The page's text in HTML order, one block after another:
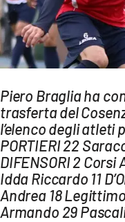
Streaming
LAC TV
LAC NETWORK
LAC ONAIR
LaC
Network
LACPLAY.IT
LACTV.IT
LACONAIR.IT
Piero Braglia ha
trasferta del
l’elenco degli atleti
PORTIERI 22
DIFENSORI 2
Idda Riccardo 11
Andrea 18
Armando 29